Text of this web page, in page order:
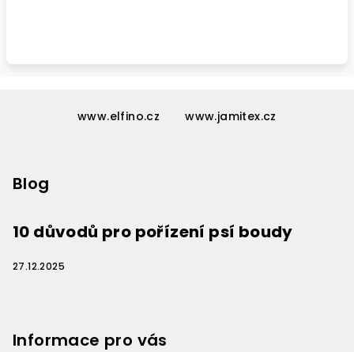
www.elfino.cz www.jamitex.cz
Blog
10 důvodů pro pořízení psí boudy
27.12.2025
Informace pro vás